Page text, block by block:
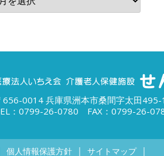
656-0014 兵庫県洲本市桑間字太田495-1
：0799-26-0780 FAX：0799-26-
個人情報保護方針 ｜ サイトマップ ｜